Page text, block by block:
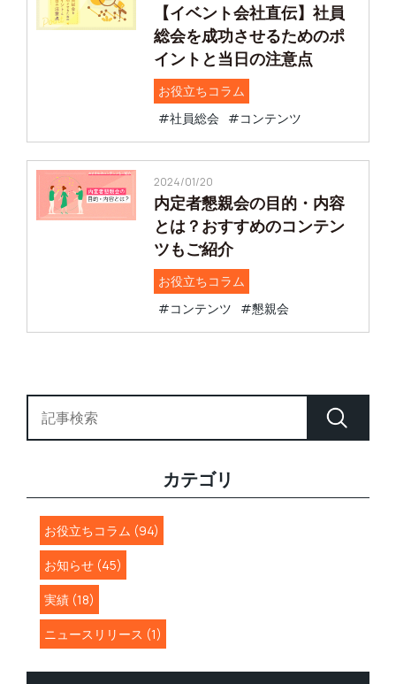
【イベント会社直伝】社員
総会を成功させるためのポ
イントと当日の注意点
お役立ちコラム
#社員総会 #コンテンツ
2024/01/20
内定者懇親会の目的・内容
とは？おすすめのコンテン
ツもご紹介
お役立ちコラム
#コンテンツ
#懇親会
カテゴリ
お役立ちコラム (94)
お知らせ (45)
実績 (18)
ニュースリリース (1)